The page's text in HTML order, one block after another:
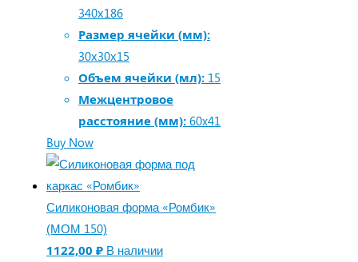
340х186
Размер ячейки (мм):
30х30х15
Объем ячейки (мл): 15
Межцентровое
расстояние (мм): 60x41
Buy Now
Силиконовая форма «Ромбик»
(МОМ 150)
1122,00 ₽ В наличии